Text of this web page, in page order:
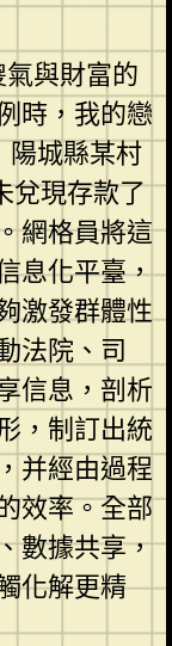
與財富的
時，我的戀
陽城縣某村
兌現存款了
網格員將這
息化平臺，
激發群體性
法院、司
信息，剖析
，制訂出統
并經由過程
效率。全部
數據共享，
化解更精